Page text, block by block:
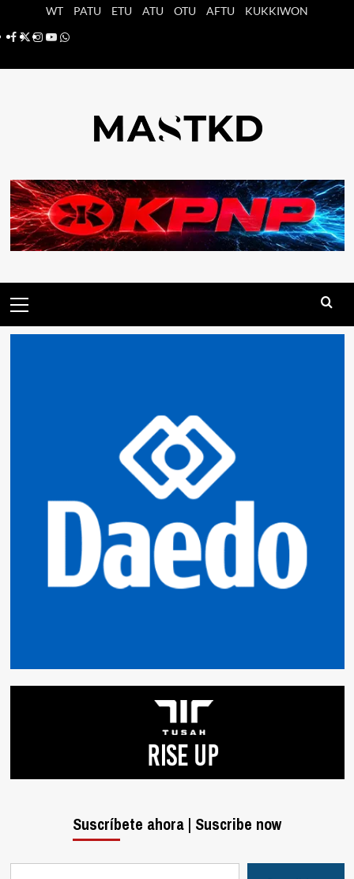
WT PATU ETU ATU OTU AFTU
KUKKIWON
Facebook
X Instagram
YouTube
Whatsapp
principal
Suscríbete ahora | Suscribe now
Escribe tu correo electrónico…